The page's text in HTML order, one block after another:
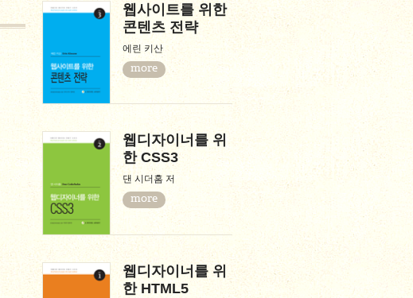
웹사이트를 위한
콘텐츠 전략
에린 키산
more
웹디자이너를 위
한 CSS3
댄 시더홈 저
more
웹디자이너를 위
한 HTML5